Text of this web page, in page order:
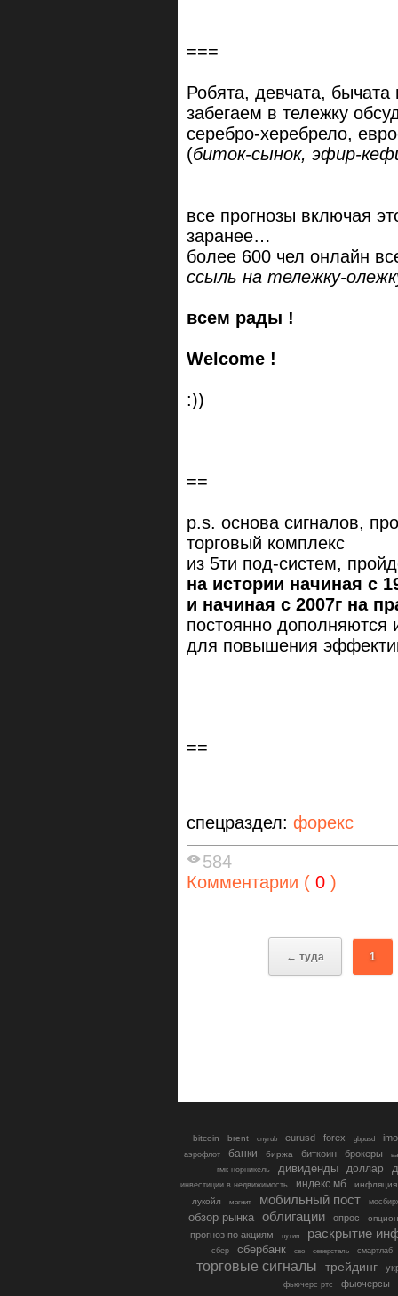
===
Робята, девчата,
забегаем в тележку
серебро-херебрело,
(биток-сынок, эфир-
все прогнозы включая
заранее…
более 600 чел онлайн
ссыль на тележку-
всем рады !
Welcome !
:))
==
p.s. основа сигналов,
торговый комплекс
из 5ти под-систем,
на истории начиная с
и начиная с 2007г на
постоянно дополняются
для повышения
==
спецраздел: форекс
584
Комментарии ( 0 )
← туда 1
bitcoin brent cnyrub eurusd forex gbpusd
аэрофлот банки биржа биткоин брокеры
гмк норникель
дивиденды доллар
инвестиции в недвижимость индекс мб
инфляция
лукойл
магнит мобильный пост
обзор рынка облигации опрос
прогноз по акциям путин раскрытие
сбер сбербанк сво северсталь смартлаб
торговые сигналы трейдинг
фьючерс ртс фьючерсы